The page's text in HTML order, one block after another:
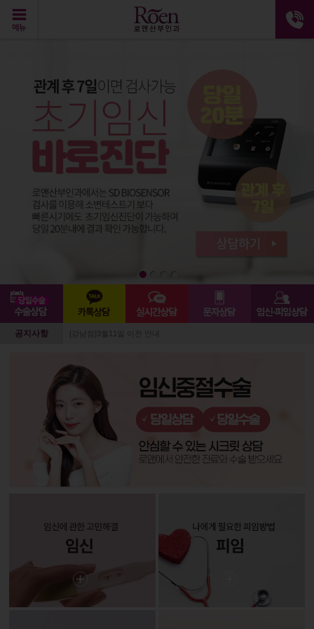
공지사항 [강남점]3월11일 이전 안내